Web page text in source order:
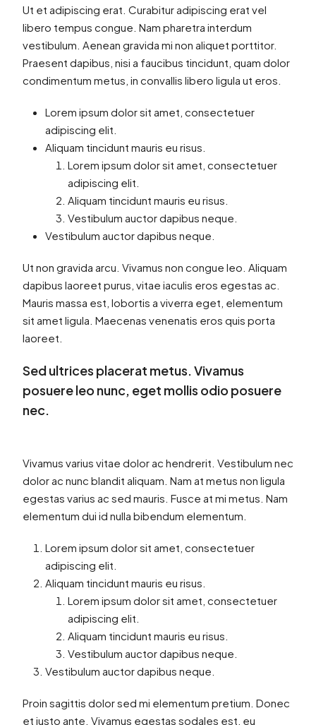
Ut et adipiscing erat. Curabitur adipiscing erat vel
libero tempus congue. Nam pharetra interdum
vestibulum. Aenean gravida mi non aliquet porttitor.
Praesent dapibus, nisi a faucibus tincidunt, quam dolor
condimentum metus, in convallis libero ligula ut eros.
Lorem ipsum dolor sit amet, consectetuer
adipiscing elit.
Aliquam tincidunt mauris eu risus.
Lorem ipsum dolor sit amet, consectetuer
adipiscing elit.
Aliquam tincidunt mauris eu risus.
Vestibulum auctor dapibus neque.
Vestibulum auctor dapibus neque.
Ut non gravida arcu. Vivamus non congue leo. Aliquam
dapibus laoreet purus, vitae iaculis eros egestas ac.
Mauris massa est, lobortis a viverra eget, elementum
sit amet ligula. Maecenas venenatis eros quis porta
laoreet.
Sed ultrices placerat metus. Vivamus
posuere leo nunc, eget mollis odio posuere
nec.
Vivamus varius vitae dolor ac hendrerit. Vestibulum nec
dolor ac nunc blandit aliquam. Nam at metus non ligula
egestas varius ac sed mauris. Fusce at mi metus. Nam
elementum dui id nulla bibendum elementum.
Lorem ipsum dolor sit amet, consectetuer
adipiscing elit.
Aliquam tincidunt mauris eu risus.
Lorem ipsum dolor sit amet, consectetuer
adipiscing elit.
Aliquam tincidunt mauris eu risus.
Vestibulum auctor dapibus neque.
Vestibulum auctor dapibus neque.
Proin sagittis dolor sed mi elementum pretium. Donec
et justo ante. Vivamus egestas sodales est, eu